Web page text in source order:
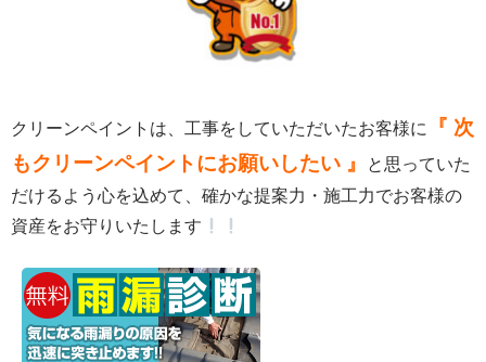
クリーンペイントは、工事をしていただいたお客様に
『 次
もクリーンペイントにお願いしたい 』
と思っていた
だけるよう心を込めて、確かな提案力・施工力でお客様の
資産をお守りいたします